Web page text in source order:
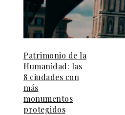
Patrimonio de la
Humanidad: las
8 ciudades con
más
monumentos
protegidos